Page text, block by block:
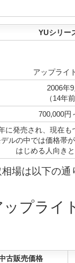
YUシリー
アップライ
2006年
（14年
700,000円
に発売され、現在
ルの中では価格帯
はじめる人向き
場は以下の通
プライ
古販売価格